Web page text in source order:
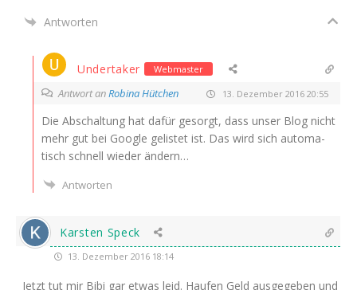
Antworten
Undertaker Webmaster
Antwort anRobina Hütchen 13. Dezember 2016 20:55
Die Abschal­tung hat dafür gesorgt, dass unser Blog nicht
mehr gut bei Goog­le gelis­tet ist. Das wird sich auto­ma­
tisch schnell wie­der ändern…
Antworten
Karsten Speck
13. Dezember 2016 18:14
Jetzt tut mir Bibi gar etwas leid. Hau­fen Geld aus­ge­ge­ben und